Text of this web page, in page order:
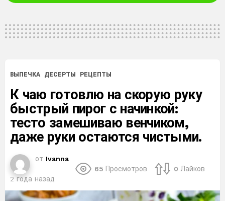
ВЫПЕЧКА ДЕСЕРТЫ РЕЦЕПТЫ
К чаю готовлю на скорую руку
быстрый пирог с начинкой:
тесто замешиваю венчиком,
даже руки остаются чистыми.
от Ivanna
2 года назад
65 Просмотров 0 Лайков